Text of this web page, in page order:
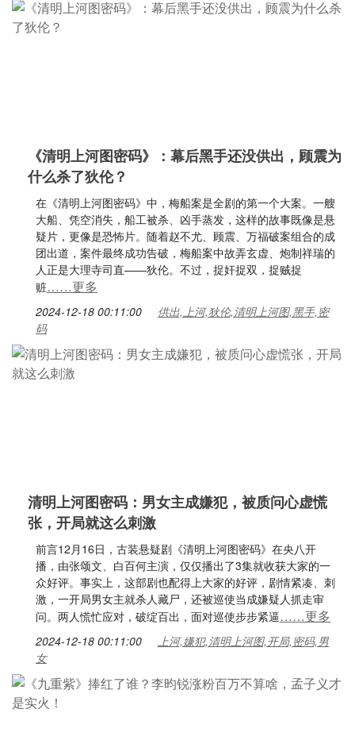
《清明上河图密码》：幕后黑手还没供出，顾震为
什么杀了狄伦？
在《清明上河图密码》中，梅船案是全剧的第一个大案。一艘
大船、凭空消失，船工被杀、凶手蒸发，这样的故事既像是悬
疑片，更像是恐怖片。随着赵不尤、顾震、万福破案组合的成
团出道，案件最终成功告破，梅船案中故弄玄虚、炮制祥瑞的
人正是大理寺司直——狄伦。不过，捉奸捉双，捉贼捉
赃……更多
2024-12-18 00:11:00
供出,上河,狄伦,清明上河图,黑手,密
码
清明上河图密码：男女主成嫌犯，被质问心虚慌
张，开局就这么刺激
前言12月16日，古装悬疑剧《清明上河图密码》在央八开
播，由张颂文、白百何主演，仅仅播出了3集就收获大家的一
众好评。事实上，这部剧也配得上大家的好评，剧情紧凑、刺
激，一开局男女主就杀人藏尸，还被巡使当成嫌疑人抓走审
问。两人慌忙应对，破绽百出，面对巡使步步紧逼……更多
2024-12-18 00:11:00
上河,嫌犯,清明上河图,开局,密码,男
女